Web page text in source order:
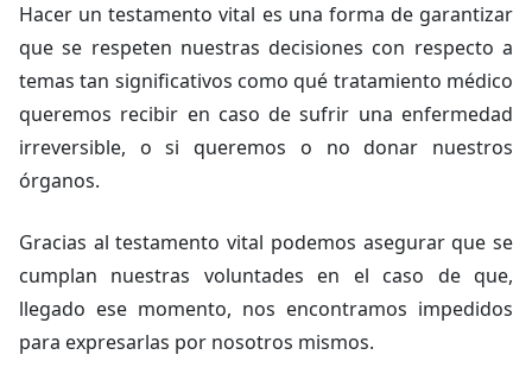
Hacer un testamento vital es una forma de garantizar
que se respeten nuestras decisiones con respecto a
temas tan significativos como qué tratamiento médico
queremos recibir en caso de sufrir una enfermedad
irreversible, o si queremos o no donar nuestros
órganos.
Gracias al testamento vital podemos asegurar que se
cumplan nuestras voluntades en el caso de que,
llegado ese momento, nos encontramos impedidos
para expresarlas por nosotros mismos.